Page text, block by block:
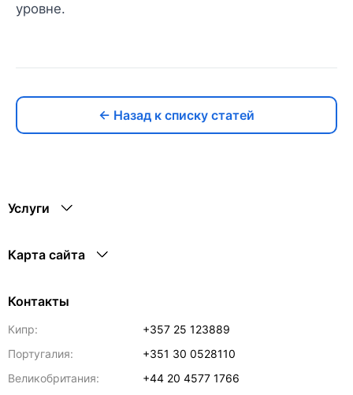
уровне.
← Назад к списку статей
Услуги
Карта сайта
Контакты
Кипр:
+357 25 123889
Португалия:
+351 30 0528110
Великобритания:
+44 20 4577 1766